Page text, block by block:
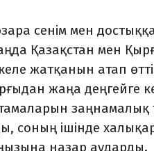
сенім мен
Қазақстан мен
жатқанын атап
жаңа дең­гейге
заңнамалық
соның ішінде
назар аударды.